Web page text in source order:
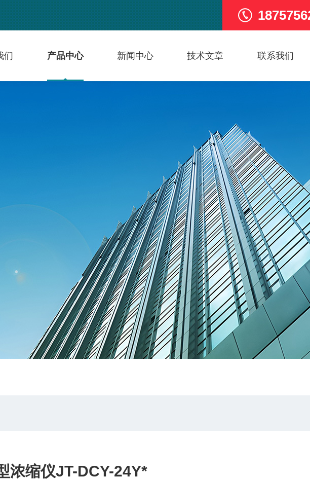
们 产品中心 新闻中心 技术文章 联系我们
浓缩仪JT-DCY-24Y*